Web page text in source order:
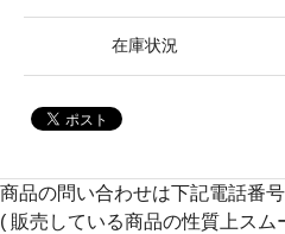
在庫状況
商品の問い合わせは下記電話番
( 販売している商品の性質上ス